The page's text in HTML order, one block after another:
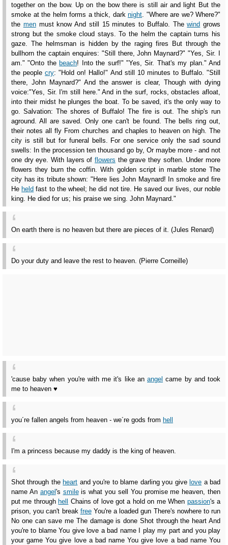
together on the bow. Up on the bow there is still air and light But the
smoke at the helm forms a thick, dark night . "Where are we? Where?"
the menmust know And still 15 minutes to Buffalo. Thewind grows
strong but the smoke cloud stays. To the helm the captain turns his
gaze. The helmsman is hidden by the raging fires But through the
bullhorn the captain enquires: "Still there, John Maynard?" "Yes, Sir. I
am." "Onto the beach! Into the surf!" "Yes, Sir. That's my plan." And
the peoplecry: "Hold on! Hallo!" And still 10 minutes to Buffalo. "Still
there, John Maynard?" And the answer is clear, Though with dying
voice:"Yes, Sir. I'm still here." And in the surf, rocks, obstacles afloat,
into their midst he plunges the boat. To be saved, it's the only way to
go. Salvation: The shores of Buffalo! The fire is out. The ship's run
aground. All are saved. Only one can't be found. The bells ring out,
their notes all fly From churches and chaples to heaven on high. The
city is still but for funeral bells. For one service only the sad sound
swells: In the procession ten thousand go by, Or maybe more - and not
one dry eye. With layers of flowers the grave they soften. Under more
flowers they burn the coffin. With golden script in marble stone The
city has its tribute shown: "Here lies John Maynard! In smoke and fire
He held fast to the wheel; he did not tire. He saved our lives, our noble
king. He died for us; his praise we sing. John Maynard."
On earth there is no heaven but there are pieces of it. (Jules Renard)
Do your duty and leave the rest to heaven. (Pierre Corneille)
'cause baby when you're with me it's like anangel came by and took
me to heaven ♥
you´re fallen angels from heaven - we´re gods from hell
I'm a princess because my daddy is the king of heaven.
Shot through the heart and you're to blame darling you give love a bad
name An angel 's smileis what you sell You promise me heaven, then
put me through hell Chains of love got a hold on me When passion's a
prison, you can't break freeYou're a loaded gun There's nowhere to run
No one can save me The damage is done Shot through the heart And
you're to blame You give love a bad name I play my part and you play
your game You give love a bad name You give love a bad name You